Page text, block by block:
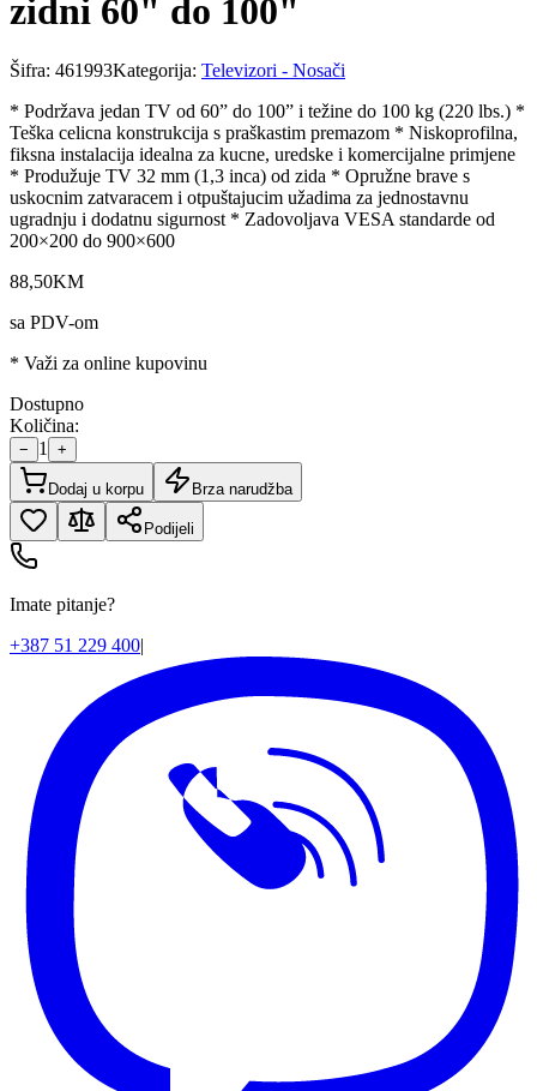
zidni 60" do 100"
Šifra: 461993Kategorija: Televizori - Nosači
* Podržava jedan TV od 60” do 100” i težine do 100 kg (220 lbs.) *
Teška celicna konstrukcija s praškastim premazom * Niskoprofilna,
fiksna instalacija idealna za kucne, uredske i komercijalne primjene
* Produžuje TV 32 mm (1,3 inca) od zida * Opružne brave s
uskocnim zatvaracem i otpuštajucim užadima za jednostavnu
ugradnju i dodatnu sigurnost * Zadovoljava VESA standarde od
200×200 do 900×600
88,50KM
sa PDV-om
* Važi za online kupovinu
Dostupno
Količina:
− 1 +
Dodaj u korpu Brza narudžba
Podijeli
Imate pitanje?
+387 51 229 400|